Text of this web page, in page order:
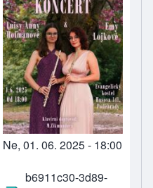
Ne, 01. 06. 2025 - 18:00
b6911c30-3d89-